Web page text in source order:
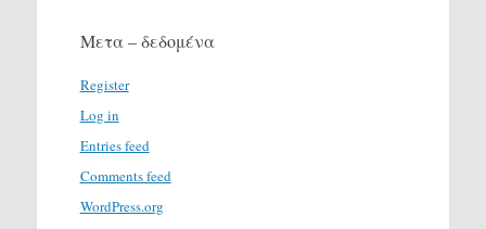
Μετα – δεδομένα
Register
Log in
Entries feed
Comments feed
WordPress.org